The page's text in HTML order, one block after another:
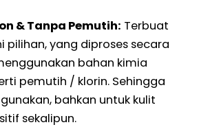
& Tanpa Pemutih: Terbuat
pilihan, yang diproses secara
bahan kimia
pemutih / klorin. Sehingga
bahkan untuk kulit
sekalipun.